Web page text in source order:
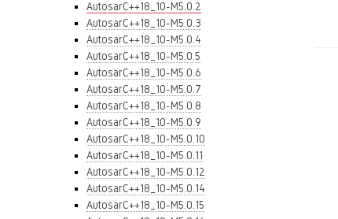
AutosarC++18_10-M5.0.2
AutosarC++18_10-M5.0.3
AutosarC++18_10-M5.0.4
AutosarC++18_10-M5.0.5
AutosarC++18_10-M5.0.6
AutosarC++18_10-M5.0.7
AutosarC++18_10-M5.0.8
AutosarC++18_10-M5.0.9
AutosarC++18_10-M5.0.10
AutosarC++18_10-M5.0.11
AutosarC++18_10-M5.0.12
AutosarC++18_10-M5.0.14
AutosarC++18_10-M5.0.15